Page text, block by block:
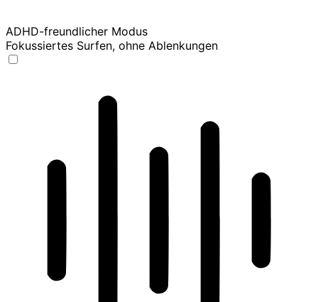
ADHD-freundlicher Modus
Fokussiertes Surfen, ohne Ablenkungen